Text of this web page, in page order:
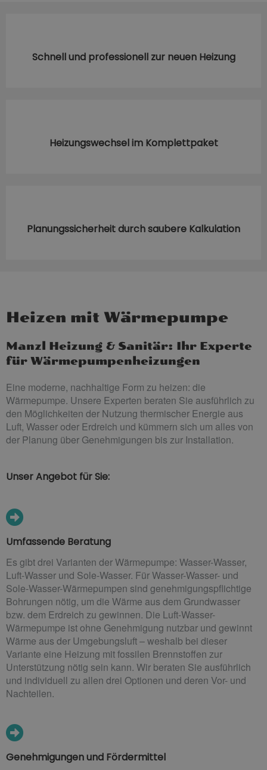
Schnell und professionell zur neuen Heizung
Heizungswechsel im Komplettpaket
Planungssicherheit durch saubere Kalkulation
Heizen mit Wärmepumpe
Manzl Heizung & Sanitär: Ihr Experte
für Wärmepumpenheizungen
Eine moderne, nachhaltige Form zu heizen: die
Wärmepumpe. Unsere Experten beraten Sie ausführlich zu
den Möglichkeiten der Nutzung thermischer Energie aus
Luft, Wasser oder Erdreich und kümmern sich um alles von
der Planung über Genehmigungen bis zur Installation.
Unser Angebot für Sie:
Umfassende Beratung
Es gibt drei Varianten der Wärmepumpe: Wasser-Wasser,
Luft-Wasser und Sole-Wasser. Für Wasser-Wasser- und
Sole-Wasser-Wärmepumpen sind genehmigungspflichtige
Bohrungen nötig, um die Wärme aus dem Grundwasser
bzw. dem Erdreich zu gewinnen. Die Luft-Wasser-
Wärmepumpe ist ohne Genehmigung nutzbar und gewinnt
Wärme aus der Umgebungsluft – weshalb bei dieser
Variante eine Heizung mit fossilen Brennstoffen zur
Unterstützung nötig sein kann. Wir beraten Sie ausführlich
und individuell zu allen drei Optionen und deren Vor- und
Nachteilen.
Genehmigungen und Fördermittel